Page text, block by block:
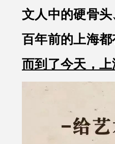
文人中的硬骨头
百年前的上海都
而到了今天，上